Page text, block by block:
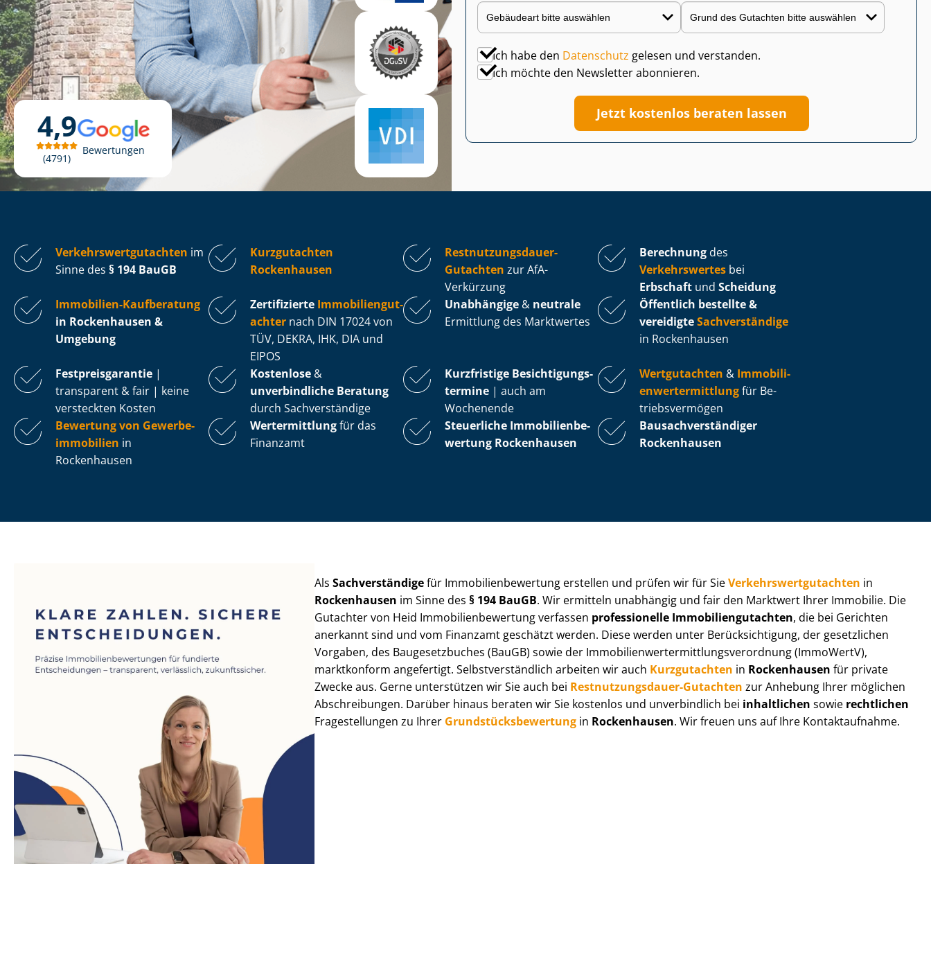
4,9
4791
Bewertungen
Ich habe den Datenschutz gelesen und verstanden.
Ich möchte den Newsletter abonnieren.
Jetzt kostenlos beraten lassen
Ver­kehrs­wert­gut­ach­ten im
Sinne des § 194 BauGB
Kurzgutachten
Rockenhausen
Rest­nut­zungs­dau­er-
Gutachten zur AfA-
Verkürzung
Berechnung des
Verkehrswertes bei
Erbschaft und Scheidung
Immobilien-Kaufberatung
in Rockenhausen &
Umgebung
Zertifizierte Im­mo­bi­li­en­gut­
ach­ter nach DIN 17024 von
TÜV, DEKRA, IHK, DIA und
EIPOS
Unabhängige & neutrale
Ermittlung des Marktwertes
Öffentlich bestellte &
vereidigteSachverständige
in Rockenhausen
Fest­preis­ga­ran­tie |
transparent & fair | keine
versteckten Kosten
Kostenlose &
unverbindliche Beratung
durch Sachverständige
Kurzfristige Be­sich­ti­gungs­
ter­mi­ne | auch am
Wochenende
Wertgutachten & Im­mo­bi­li­
en­wert­ermitt­lungfür Be­
triebs­ver­mö­gen
Bewertung von Ge­wer­be­
im­mo­bi­li­en in
Rockenhausen
Wertermittlungfür das
Finanzamt
Steuerliche Im­mo­bi­li­en­be­
wer­tung Rockenhausen
Bau­sach­ver­stän­di­ger
Rockenhausen
AlsSachverständigefür Im­mo­bi­li­en­be­wer­tung erstellen und prüfen wir für SieVer­kehrs­wert­gut­ach­ten in
Rockenhausen im Sinne des§ 194 BauGB. Wir ermitteln unabhängig und fair den Marktwert Ihrer Immobilie. Die
Gutachter von Heid Im­mo­bi­li­en­be­wer­tung verfassen professionelle Im­mo­bi­li­en­gut­ach­ten, die bei Gerichten
anerkannt sind und vom Finanzamt geschätzt werden. Diese werden unter Be­rück­sich­ti­gung, der gesetzlichen
Vorgaben, des Baugesetzbuches (BauGB) sowie der Im­mo­bi­li­en­wert­ermitt­lungs­ver­ord­nung (ImmoWertV),
marktkonform angefertigt. Selbst­ver­ständ­lich arbeiten wir auch Kurzgutachten in Rockenhausen für private
Zwecke aus. Gerne unterstützen wir Sie auch bei Rest­nut­zungs­dau­er-Gutachten zur Anhebung Ihrer möglichen
Abschreibungen. Darüber hinaus beraten wir Sie kostenlos und unverbindlich bei inhaltlichen sowie rechtlichen
Fragestellungen zu Ihrer Grund­stücks­be­wer­tung in Rockenhausen. Wir freuen uns auf Ihre Kontaktaufnahme.